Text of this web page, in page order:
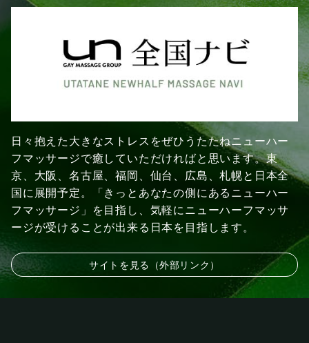
日々抱えた大きなストレスをぜひうたたねニューハー
フマッサージで癒していただければと思います。東
京、大阪、名古屋、福岡、仙台、広島、札幌と日本全
国に展開予定。「きっとあなたの側にあるニューハー
フマッサージ」を目指し、気軽にニューハーフマッサ
ージが受けることが出来る日本を目指します。
サイトを見る（外部リンク）